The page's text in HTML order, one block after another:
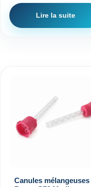
Lire la suite
Canules mélangeuses